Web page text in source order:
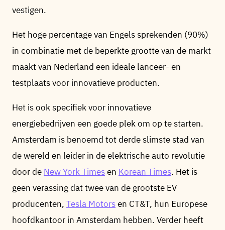
vestigen.
Het hoge percentage van Engels sprekenden (90%)
in combinatie met de beperkte grootte van de markt
maakt van Nederland een ideale lanceer- en
testplaats voor innovatieve producten.
Het is ook specifiek voor innovatieve
energiebedrijven een goede plek om op te starten.
Amsterdam is benoemd tot derde slimste stad van
de wereld en leider in de elektrische auto revolutie
door de New York Timesen Korean Times. Het is
geen verassing dat twee van de grootste EV
producenten, Tesla Motorsen CT&T, hun Europese
hoofdkantoor in Amsterdam hebben. Verder heeft